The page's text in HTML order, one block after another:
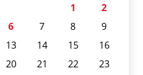
1
2
6 7 8
9
13 14 15
16
20 21 22
23